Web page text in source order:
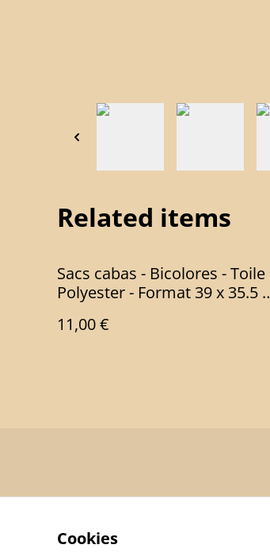
Related items
Sacs cabas - Bicolores - Toile
Polyester - Format 39 x 35.5 x
11,00 €
Cookies